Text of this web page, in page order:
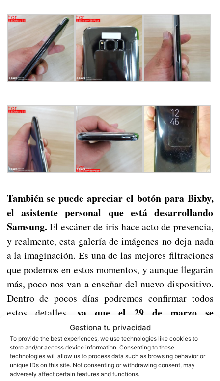
Gestiona tu privacidad
To provide the best experiences, we use technologies like cookies to
store and/or access device information. Consenting to these
technologies will allow us to process data such as browsing behavior or
unique IDs on this site. Not consenting or withdrawing consent, may
adversely affect certain features and functions.
También se puede apreciar el botón para Bixby,
el asistente personal que está desarrollando
Samsung. El escáner de iris hace acto de presencia,
y realmente, esta galería de imágenes no deja nada
a la imaginación. Es una de las mejores filtraciones
que podemos en estos momentos, y aunque llegarán
más, poco nos van a enseñar del nuevo dispositivo.
Dentro de pocos días podremos confirmar todos
estos detalles, ya que el 29 de marzo se
presentará oficialmente en Nueva York.
Los mejores juegos nuevos para Android 2017